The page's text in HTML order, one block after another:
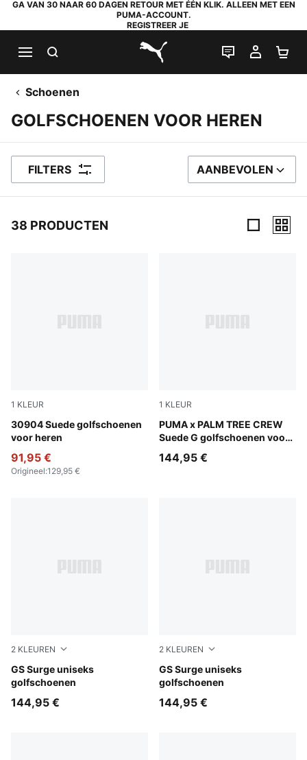
GA VAN 30 NAAR 60 DAGEN RETOUR MET ÉÉN KLIK. ALLEEN MET EEN
PUMA-ACCOUNT.
REGISTREER JE
PUMA.com
LIVE CHAT
MIJN
Schoenen
GOLFSCHOENEN VOOR HEREN
FILTERS SORTEER OP
AANBEVOLEN
38 PRODUCTEN
1 KLEUR
30904 Suede golfschoenen
voor heren
Warm White-Luso Green
91,95 €
Origineel:129,95 €
1 KLEUR
PUMA x PALM TREE CREW
Suede G golfschoenen voor
PUMA White-Glowing Pink
144,95 €
2 KLEUREN
GS Surge uniseks
golfschoenen
PUMA White-Vapor Gray-Moody Gray
144,95 €
2 KLEUREN
GS Surge uniseks
golfschoenen
PUMA Black-Warm White-
144,95 €